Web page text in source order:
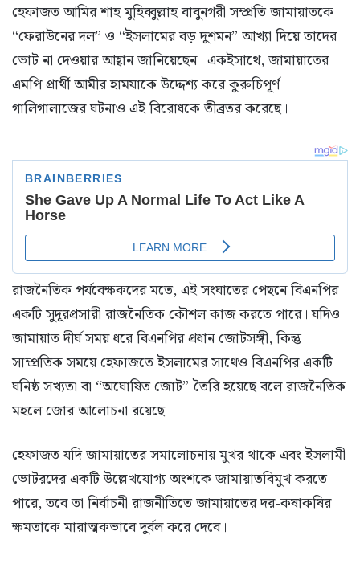
হেফাজত আমির শাহ মুহিব্বুল্লাহ বাবুনগরী সম্প্রতি জামায়াতকে
“ফেরাউনের দল” ও “ইসলামের বড় দুশমন” আখ্যা দিয়ে তাদের
ভোট না দেওয়ার আহ্বান জানিয়েছেন। একইসাথে, জামায়াতের
এমপি প্রার্থী আমীর হামযাকে উদ্দেশ্য করে কুরুচিপূর্ণ
গালিগালাজের ঘটনাও এই বিরোধকে তীব্রতর করেছে।
রাজনৈতিক পর্যবেক্ষকদের মতে, এই সংঘাতের পেছনে বিএনপির
একটি সুদূরপ্রসারী রাজনৈতিক কৌশল কাজ করতে পারে। যদিও
জামায়াত দীর্ঘ সময় ধরে বিএনপির প্রধান জোটসঙ্গী, কিন্তু
সাম্প্রতিক সময়ে হেফাজতে ইসলামের সাথেও বিএনপির একটি
ঘনিষ্ঠ সখ্যতা বা “অঘোষিত জোট” তৈরি হয়েছে বলে রাজনৈতিক
মহলে জোর আলোচনা রয়েছে।
হেফাজত যদি জামায়াতের সমালোচনায় মুখর থাকে এবং ইসলামী
ভোটরদের একটি উল্লেখযোগ্য অংশকে জামায়াতবিমুখ করতে
পারে, তবে তা নির্বাচনী রাজনীতিতে জামায়াতের দর-কষাকষির
ক্ষমতাকে মারাত্মকভাবে দুর্বল করে দেবে।